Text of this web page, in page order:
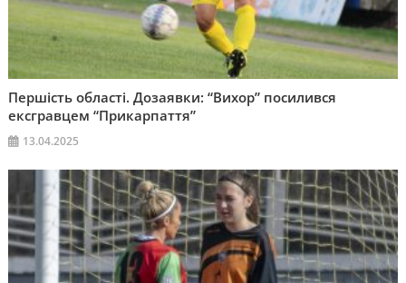
Першість області. Дозаявки: “Вихор” посилився
ексгравцем “Прикарпаття”
13.04.2025